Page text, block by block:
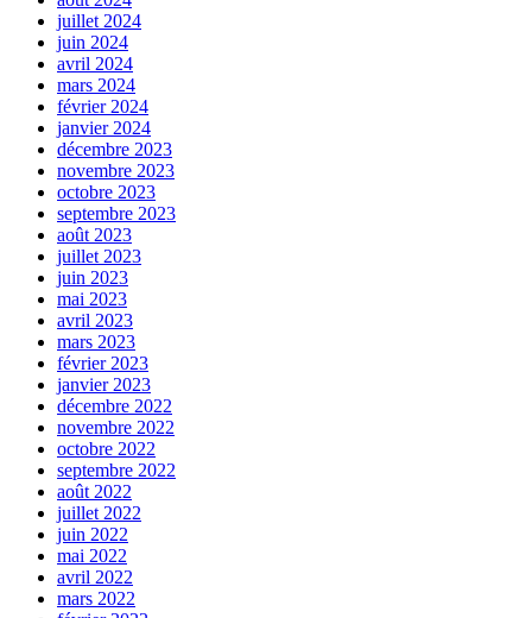
juillet 2024
juin 2024
avril 2024
mars 2024
février 2024
janvier 2024
décembre 2023
novembre 2023
octobre 2023
septembre 2023
août 2023
juillet 2023
juin 2023
mai 2023
avril 2023
mars 2023
février 2023
janvier 2023
décembre 2022
novembre 2022
octobre 2022
septembre 2022
août 2022
juillet 2022
juin 2022
mai 2022
avril 2022
mars 2022